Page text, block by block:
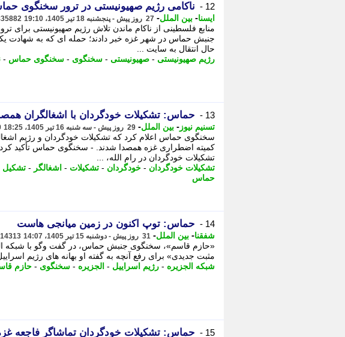
12 - ناکامی رژیم صهیونیستی در ترور سخنگوی
ایسنا- بین الملل- 27 روز پیش - پنجشنبه 18 تیر 1405، 19:10
منابع فلسطینی از ناکام ماندن تلاش رژیم صهیونیستی برای
جنبش حماس در شهر غزه خبر دادند؛ حمله ای که به شهادت
ﺣﺎل اﻧﺘﻘﺎل ﺑﻪ ﺳﺎﯾﺖ ...
رژیم صهیونیستی - صهیونیستی - سخنگوی - سخنگوی حماس -
13 - حماس: تشکیلات خودگردان با اشغالگران
تسنیم نیوز - بین الملل- 29 روز پیش - سه شنبه 16 تیر 1405، 18:25
سخنگوی حماس اعلام کرد که تشکیلات خودگردان و رژیم
کمیته اضطراری غزه همصدا شدند. - سخنگوی حماس تأکید کرد
تشکیلات خودگردان در رام الله، ...
تشکیلات خودگردان - خودگردان - تشکیلات - اشغالگر - تشکیل
حماس
14 - حماس: توپ اکنون در زمین میانجی هاست
شفقنا- بین الملل- 31 روز پیش - دوشنبه 15 تیر 1405، 14:07
«حازم قاسم»، سخنگوی جنبش حماس، در گفت وگو با شبکه
مثبت جدیدی» برای رفع آنچه به گفته او بهانه های رژیم
شبکه الجزیره - رژیم اسراییل - الجزیره - سخنگوی - حازم
15 - حماس: تشکیلات خودگردان تماشاگر فاجعه